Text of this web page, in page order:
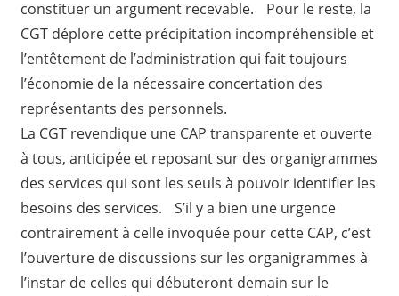
constituer un argument recevable. Pour le reste, la
CGT déplore cette précipitation incompréhensible et
l’entêtement de l’administration qui fait toujours
l’économie de la nécessaire concertation des
représentants des personnels.
La CGT revendique une CAP transparente et ouverte
à tous, anticipée et reposant sur des organigrammes
des services qui sont les seuls à pouvoir identifier les
besoins des services. S’il y a bien une urgence
contrairement à celle invoquée pour cette CAP, c’est
l’ouverture de discussions sur les organigrammes à
l’instar de celles qui débuteront demain sur le